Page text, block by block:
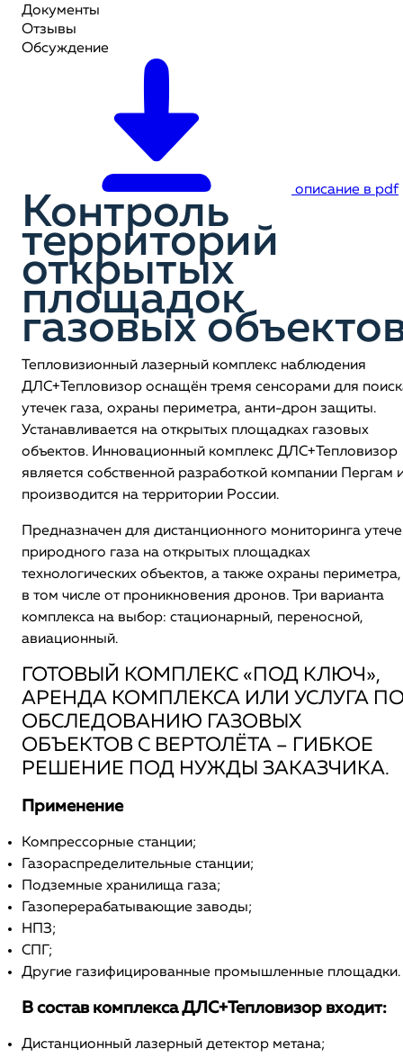
Документы
Отзывы
Обсуждение
описание в pdf
Контроль
территорий
открытых
площадок
газовых
Тепловизионный лазерный комплекс наблюдения
ДЛС+Тепловизор оснащён тремя сенсорами для
утечек газа, охраны периметра, анти-дрон защиты.
Устанавливается на открытых площадках газовых
объектов. Инновационный комплекс ДЛС+Тепловизор
является собственной разработкой компании Пергам
производится на территории России.
Предназначен для дистанционного мониторинга
природного газа на открытых площадках
технологических объектов, а также охраны периметра,
в том числе от проникновения дронов. Три варианта
комплекса на выбор: стационарный, переносной,
авиационный.
ГОТОВЫЙ КОМПЛЕКС «ПОД КЛЮЧ»,
АРЕНДА КОМПЛЕКСА ИЛИ УСЛУГА
ОБСЛЕДОВАНИЮ ГАЗОВЫХ
ОБЪЕКТОВ С ВЕРТОЛЁТА – ГИБКОЕ
РЕШЕНИЕ ПОД НУЖДЫ ЗАКАЗЧИКА.
Применение
Компрессорные станции;
Газораспределительные станции;
Подземные хранилища газа;
Газоперерабатывающие заводы;
НПЗ;
СПГ;
Другие газифицированные промышленные площадки.
В состав комплекса ДЛС+Тепловизор входит:
Дистанционный лазерный детектор метана;